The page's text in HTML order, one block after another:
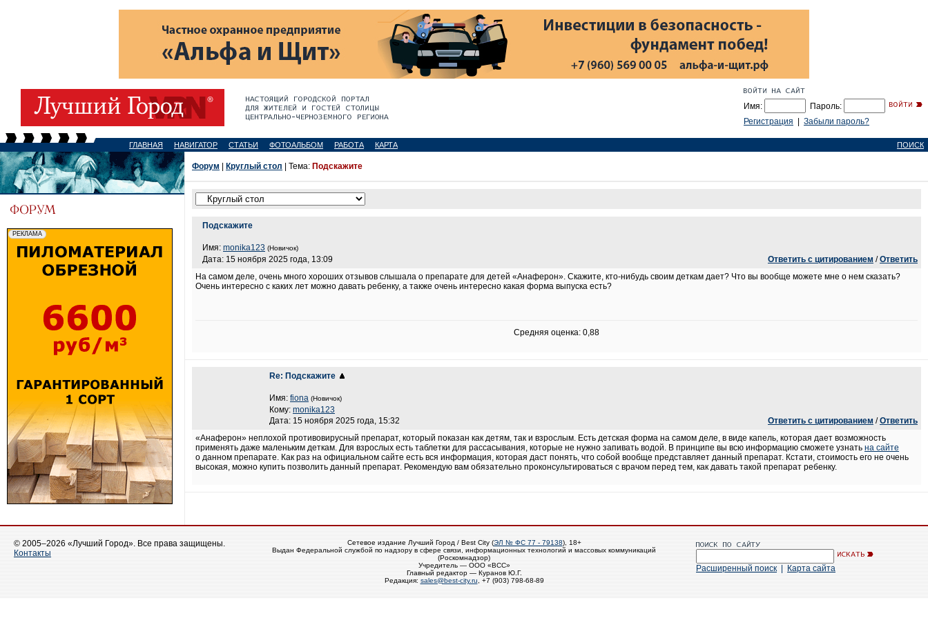
Имя:
Пароль:
Регистрация
Забыли пароль?
ГЛАВНАЯ НАВИГАТОР СТАТЬИ ФОТОАЛЬБОМ РАБОТА КАРТА ПОИСК
Форум Круглый стол | Тема: Подскажите
Подскажите
Имя: monika123 (Новичок)
Дата: 15 ноября 2025 года, 13:09 Ответить с цитированием /Ответить
На самом деле, очень много хороших отзывов слышала о препарате для детей «Анаферон». Скажите, кто-нибудь своим деткам дает? Что вы вообще можете мне о нем сказать?
Очень интересно с каких лет можно давать ребенку, а также очень интересно какая форма выпуска есть?
Средняя оценка: 0,88
Re: Подскажите
Имя: fiona (Новичок)
Кому: monika123
Дата: 15 ноября 2025 года, 15:32
Ответить с цитированием /Ответить
«Анаферон» неплохой противовирусный препарат, который показан как детям, так и взрослым. Есть детская форма на самом деле, в виде капель, которая дает возможность
применять даже маленьким деткам. Для взрослых есть таблетки для рассасывания, которые не нужно запивать водой. В принципе вы всю информацию сможете узнать на сайте
о данном препарате. Как раз на официальном сайте есть вся информация, которая даст понять, что собой вообще представляет данный препарат. Кстати, стоимость его не очень
высокая, можно купить позволить данный препарат. Рекомендую вам обязательно проконсультироваться с врачом перед тем, как давать такой препарат ребенку.
© 2005–2026 «Лучший Город». Все права защищены.
Контакты
Сетевое издание Лучший Город / Best City (ЭЛ № ФС 77 - 79138), 18+
Выдан Федеральной службой по надзору в сфере связи, информационных технологий и массовых коммуникаций
(Роскомнадзор)
Учредитель — ООО «ВСС»
Главный редактор — Куранов Ю.Г.
Редакция: sales@best-city.ru , +7 (903) 798-68-89
Расширенный поиск Карта сайта